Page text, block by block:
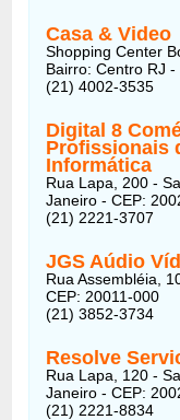
Casa & Video
Shopping Center
Bairro: Centro RJ
(21) 4002-3535
Digital 8
Profissionais
Informática
Rua Lapa, 200 -
Janeiro - CEP:
(21) 2221-3707
JGS Aúdio
Rua Assembléia,
CEP: 20011-000
(21) 3852-3734
Resolve
Rua Lapa, 120 -
Janeiro - CEP:
(21) 2221-8834